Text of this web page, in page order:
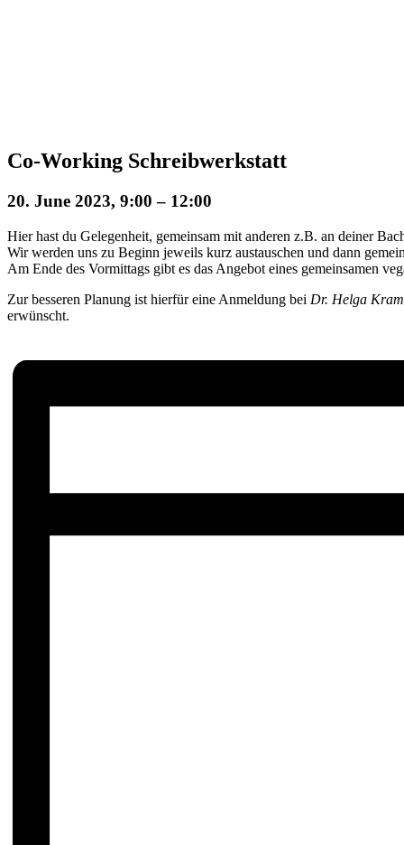
Co-Working Schreibwerkstatt
20. June 2023, 9:00 – 12:00
Hier hast du Gelegenheit, gemeinsam mit anderen z.B. an deiner
Wir werden uns zu Beginn jeweils kurz austauschen und dann
Am Ende des Vormittags gibt es das Angebot eines gemeinsamen
Zur besseren Planung ist hierfür eine Anmeldung bei Dr. Helga
erwünscht.